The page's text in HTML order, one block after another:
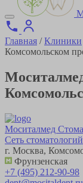
Главная /Клиники
Комсомольском
Моситалмед
Сеть стоматологий
г. Москва,
Фрунзенская
+7 (495) 212-90-98